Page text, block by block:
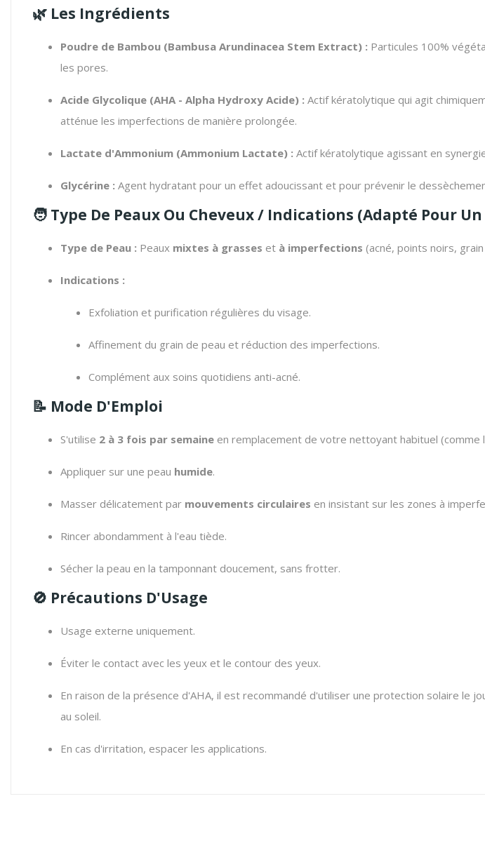
🌿 Les Ingrédients
Poudre de Bambou (Bambusa Arundinacea Stem Extract) : Particules 100%
les pores.
Acide Glycolique (AHA - Alpha Hydroxy Acide) : Actif kératolytique qui agit
atténue les imperfections de manière prolongée.
Lactate d'Ammonium (Ammonium Lactate) : Actif kératolytique agissant en
Glycérine : Agent hydratant pour un effet adoucissant et pour prévenir le
🧑 Type De Peaux Ou Cheveux / Indications (Adapté Pour
Type de Peau : Peaux mixtes à grasses et à imperfections (acné, points noirs,
Indications :
Exfoliation et purification régulières du visage.
Affinement du grain de peau et réduction des imperfections.
Complément aux soins quotidiens anti-acné.
📝 Mode D'Emploi
S'utilise 2 à 3 fois par semaine en remplacement de votre nettoyant habituel (comme
Appliquer sur une peau humide.
Masser délicatement par mouvements circulaires en insistant sur les zones à
Rincer abondamment à l'eau tiède.
Sécher la peau en la tamponnant doucement, sans frotter.
🚫 Précautions D'Usage
Usage externe uniquement.
Éviter le contact avec les yeux et le contour des yeux.
En raison de la présence d'AHA, il est recommandé d'utiliser une protection solaire le
au soleil.
En cas d'irritation, espacer les applications.